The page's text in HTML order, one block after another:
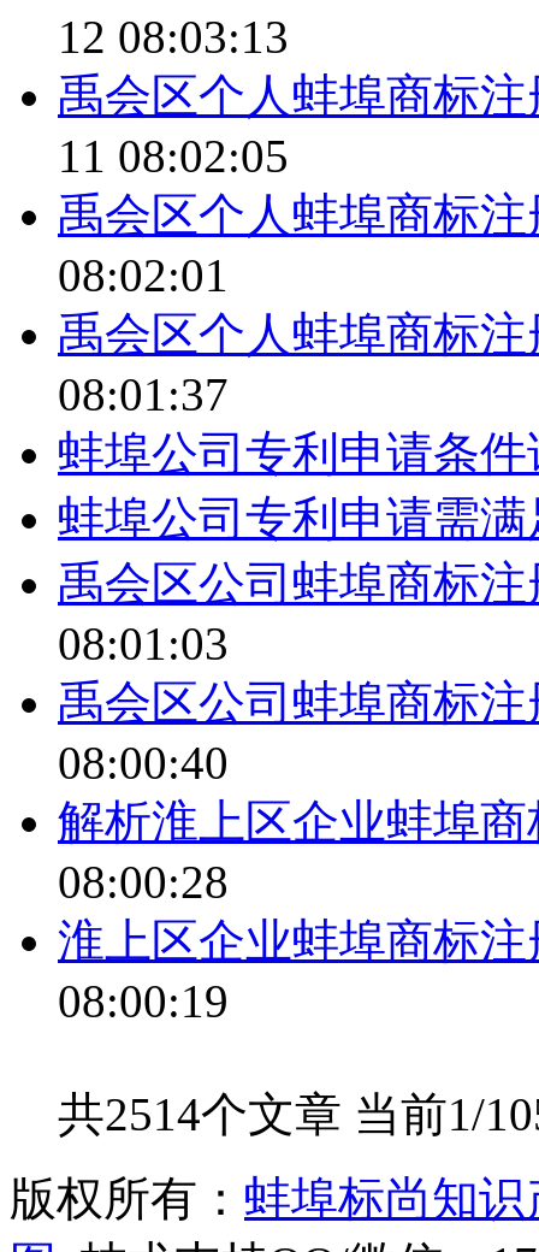
12 08:03:13
禹会区个人蚌埠商标
11 08:02:05
禹会区个人蚌埠商标
08:02:01
禹会区个人蚌埠商标
08:01:37
蚌埠公司专利申请条件
蚌埠公司专利申请需
禹会区公司蚌埠商标
08:01:03
禹会区公司蚌埠商标
08:00:40
解析淮上区企业蚌埠
08:00:28
淮上区企业蚌埠商标
08:00:19
共2514个文章 当前1/
版权所有： 蚌埠标尚知